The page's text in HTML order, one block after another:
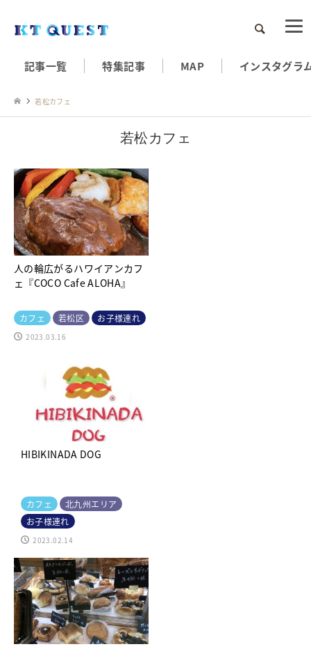
検索
記事一覧 特集記事 MAP インスタグラ
若松カフェ
若松カフェ
人の輪広がるハワイアンカフ
ェ『COCO Cafe ALOHA』
カフェ 若松区 お子様連れ
2023.03.16
HIBIKINADA DOG
カフェ
北九州エリア
お子様連れ
2023.02.14